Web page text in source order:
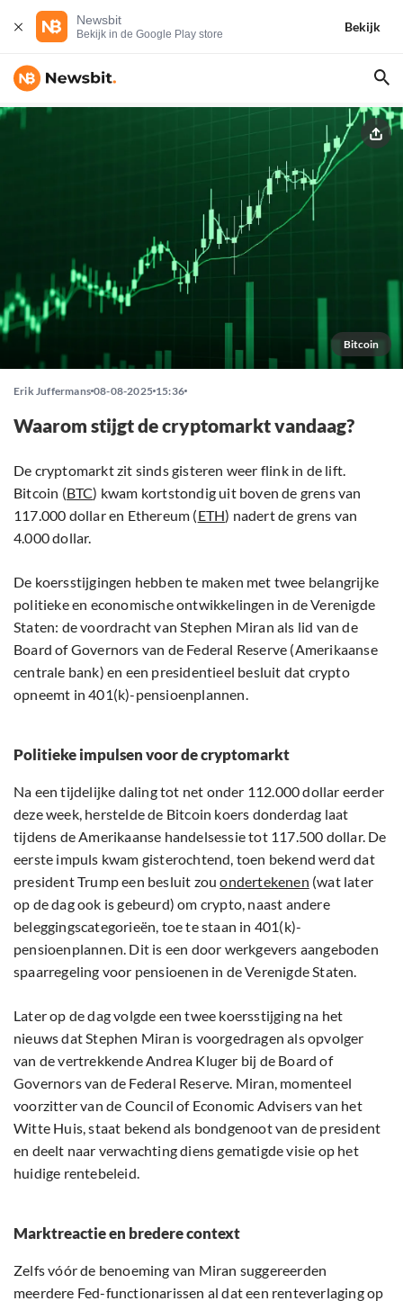
Newsbit
Bekijk in de Google Play store
Bekijk
Bitcoin
Erik Juffermans 08-08-2025 15:36
Waarom stijgt de cryptomarkt vandaag?
De cryptomarkt zit sinds gisteren weer flink in de lift.
Bitcoin (BTC) kwam kortstondig uit boven de grens van
117.000 dollar en Ethereum (ETH) nadert de grens van
4.000 dollar.
De koersstijgingen hebben te maken met twee belangrijke
politieke en economische ontwikkelingen in de Verenigde
Staten: de voordracht van Stephen Miran als lid van de
Board of Governors van de Federal Reserve (Amerikaanse
centrale bank) en een presidentieel besluit dat crypto
opneemt in 401(k)-pensioenplannen.
Politieke impulsen voor de cryptomarkt
Na een tijdelijke daling tot net onder 112.000 dollar eerder
deze week, herstelde de Bitcoin koers donderdag laat
tijdens de Amerikaanse handelsessie tot 117.500 dollar. De
eerste impuls kwam gisterochtend, toen bekend werd dat
president Trump een besluit zouondertekenen (wat later
op de dag ook is gebeurd) om crypto, naast andere
beleggingscategorieën, toe te staan in 401(k)-
pensioenplannen. Dit is een door werkgevers aangeboden
spaarregeling voor pensioenen in de Verenigde Staten.
Later op de dag volgde een twee koersstijging na het
nieuws dat Stephen Miran is voorgedragen als opvolger
van de vertrekkende Andrea Kluger bij de Board of
Governors van de Federal Reserve. Miran, momenteel
voorzitter van de Council of Economic Advisers van het
Witte Huis, staat bekend als bondgenoot van de president
en deelt naar verwachting diens gematigde visie op het
huidige rentebeleid.
Marktreactie en bredere context
Zelfs vóór de benoeming van Miran suggereerden
meerdere Fed-functionarissen al dat een renteverlaging op